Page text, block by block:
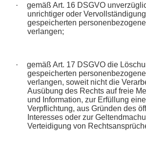
·
gemäß Art. 16 DSGVO
unrichtiger oder
gespeicherten
verlangen;
·
gemäß Art. 17 DSGVO die
gespeicherten
verlangen, soweit nicht die
Ausübung des Rechts auf freie
und Information, zur Erfüllung
Verpflichtung, aus Gründen des
Interesses oder zur
Verteidigung von